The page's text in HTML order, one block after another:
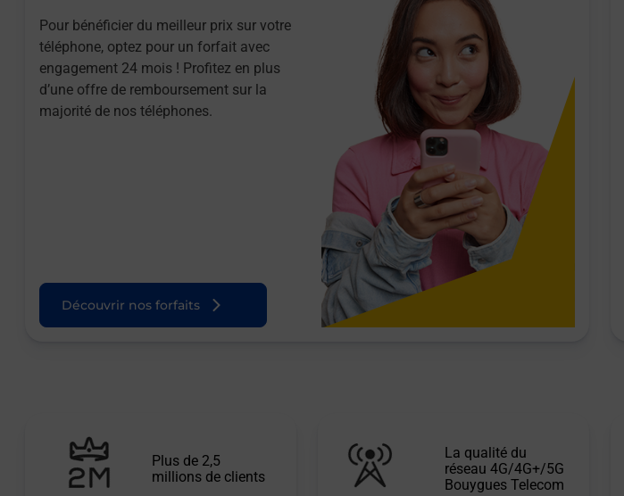
Pour bénéficier du meilleur prix sur votre
téléphone, optez pour un forfait avec
engagement 24 mois ! Profitez en plus
d’une offre de remboursement sur la
majorité de nos téléphones.
Découvrir nos forfaits
Plus de 2,5
millions de clients
La qualité du
réseau 4G/4G+/5G
Bouygues Telecom